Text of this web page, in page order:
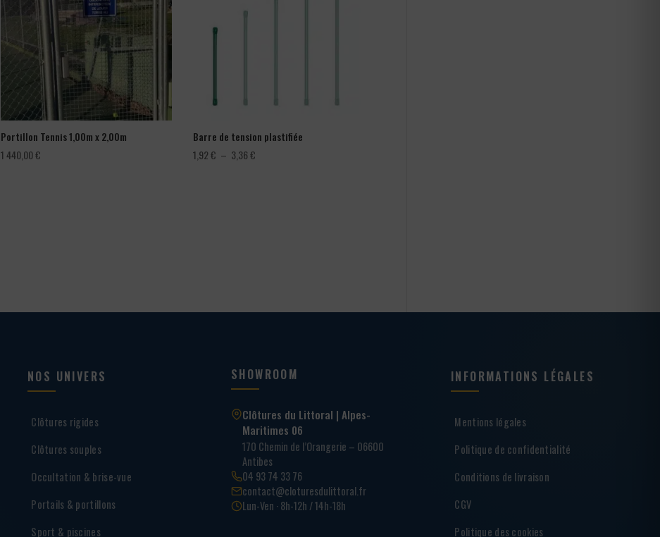
Portillon Tennis 1,00m x 2,00m
1 440,00€
Barre de tension plastifiée
1,92€ – 3,36€
NOS UNIVERS
Clôtures rigides
Clôtures souples
Occultation & brise-vue
Portails & portillons
Sport & piscines
SHOWROOM
Clôtures du Littoral | Alpes-
Maritimes 06
170 Chemin de l’Orangerie – 06600
Antibes
04 93 74 33 76
contact@cloturesdulittoral.fr
Lun-Ven · 8h-12h / 14h-18h
INFORMATIONS LÉGALES
Mentions légales
Politique de confidentialité
Conditions de livraison
CGV
Politique des cookies